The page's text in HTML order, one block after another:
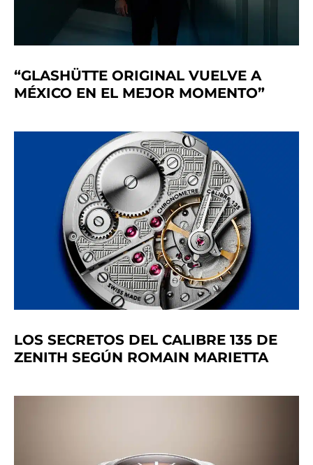
“GLASHÜTTE ORIGINAL VUELVE A
MÉXICO EN EL MEJOR MOMENTO”
LOS SECRETOS DEL CALIBRE 135 DE
ZENITH SEGÚN ROMAIN MARIETTA